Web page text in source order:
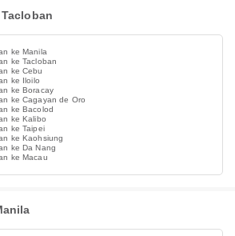
ke Manila
ke Tacloban
ke Cebu
ke Iloilo
ke Boracay
ke Cagayan de Oro
ke Bacolod
ke Kalibo
ke Taipei
ke Kaohsiung
ke Da Nang
ke Macau